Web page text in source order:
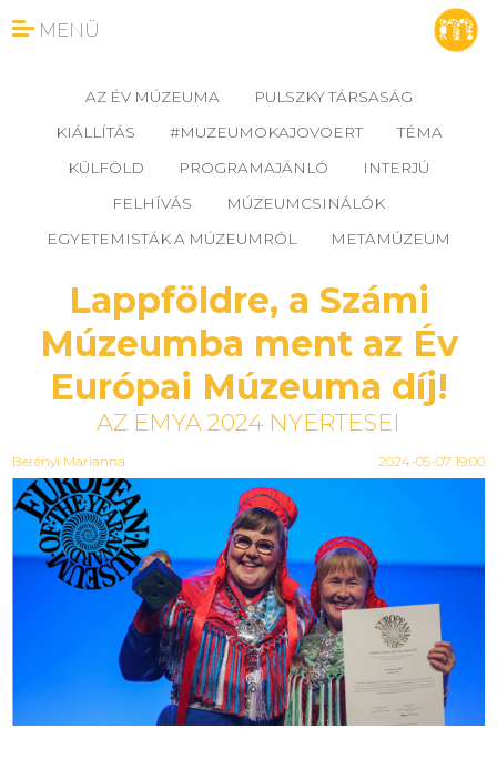
MENÜ
AZ ÉV MÚZEUMA
PULSZKY TÁRSASÁG
KIÁLLÍTÁS
#MUZEUMOKAJOVOERT
TÉMA
KÜLFÖLD
PROGRAMAJÁNLÓ
INTERJÚ
FELHÍVÁS
MÚZEUMCSINÁLÓK
EGYETEMISTÁK A MÚZEUMRÓL
METAMÚZEUM
Lappföldre, a Számi
Múzeumba ment az Év
Európai Múzeuma díj!
AZ EMYA 2024 NYERTESEI
Berényi Marianna 2024-05-07 19:00